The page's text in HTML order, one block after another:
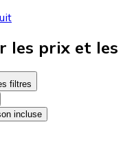
les prix et les
filtres
incluse